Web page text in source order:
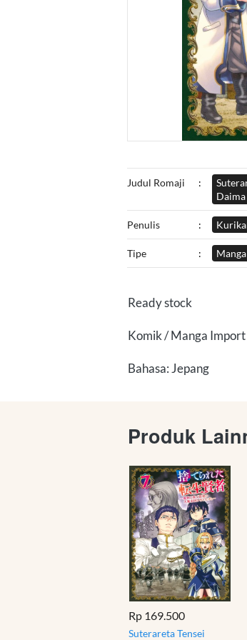
Judul Romaji :
Penulis :
Tipe : Manga
Ready stock
Komik / Manga Import
Bahasa: Jepang
Produk
Rp 169.500
Suterareta Tensei